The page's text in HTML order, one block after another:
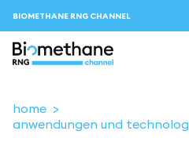
BIOMETHANE RNG CHANNEL
home
anwendungen und